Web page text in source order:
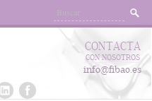
CONTACTA
CON NOSOTROS
info@fibao.es